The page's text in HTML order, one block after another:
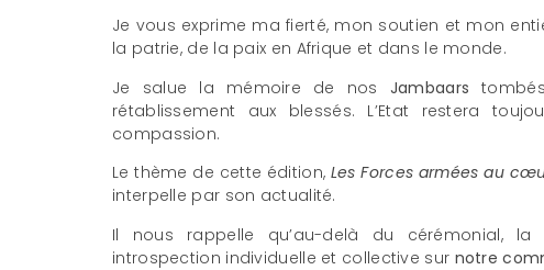
Je vous exprime ma fierté, mon soutien et mon
la patrie, de la paix en Afrique et dans le monde.
Je salue la mémoire de nos Jambaars
rétablissement aux blessés. L’Etat restera
compassion.
Le thème de cette édition, Les Forces armées au
interpelle par son actualité.
Il nous rappelle qu’au-delà du cérémonial, la
introspection individuelle et collective sur notre